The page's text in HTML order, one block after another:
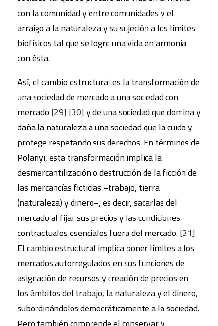
con la comunidad y entre comunidades y el
arraigo a la naturaleza y su sujeción a los límites
biofísicos tal que se logre una vida en armonía
con ésta.
Así, el cambio estructural es la transformación de
una sociedad de mercado a una sociedad con
mercado [29] [30] y de una sociedad que domina y
daña la naturaleza a una sociedad que la cuida y
protege respetando sus derechos. En términos de
Polanyi, esta transformación implica la
desmercantilización o destrucción de la ficción de
las mercancías ficticias −trabajo, tierra
(naturaleza) y dinero−, es decir, sacarlas del
mercado al fijar sus precios y las condiciones
contractuales esenciales fuera del mercado.[31]
El cambio estructural implica poner límites a los
mercados autorregulados en sus funciones de
asignación de recursos y creación de precios en
los ámbitos del trabajo, la naturaleza y el dinero,
subordinándolos democráticamente a la sociedad.